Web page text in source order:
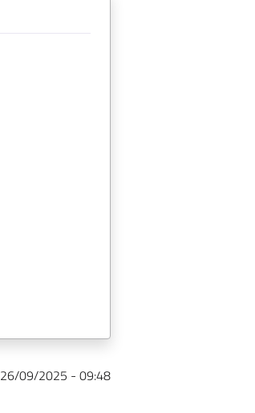
26/09/2025 - 09:48